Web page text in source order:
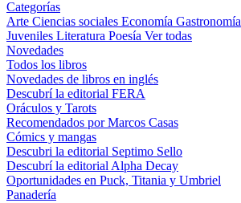
Categorías
Arte Ciencias sociales Economía Gastronomía
Juveniles Literatura Poesía Ver todas
Novedades
Todos los libros
Novedades de libros en inglés
Descubrí la editorial FERA
Oráculos y Tarots
Recomendados por Marcos Casas
Cómics y mangas
Descubri la editorial Septimo Sello
Descubrí la editorial Alpha Decay
Oportunidades en Puck, Titania y Umbriel
Panadería